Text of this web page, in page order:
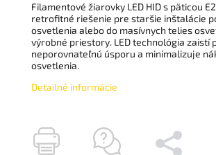
Filamentové žiarovky LED HID s päticou
retrofitné riešenie pre staršie inštalácie
osvetlenia alebo do masívnych telies
výrobné priestory. LED technológia zaistí
neporovnateľnú úsporu a minimalizuje
osvetlenia.
Detailné informácie